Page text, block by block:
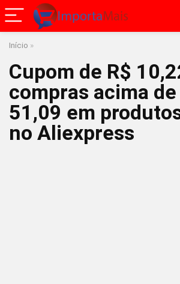
Início »
Cupom de R$
compras acima de
51,09 em
no Aliexpress